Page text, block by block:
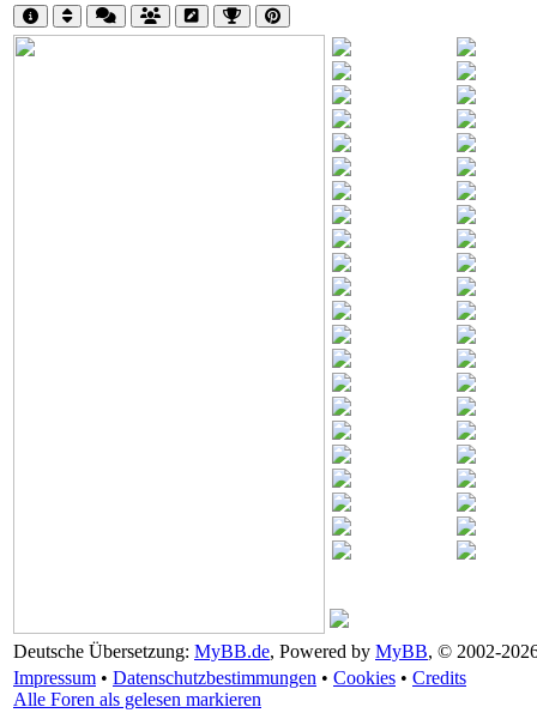
Deutsche Übersetzung: MyBB.de, Powered by MyBB, © 2002-
Impressum • Datenschutzbestimmungen • Cookies • Credits
Alle Foren als gelesen markieren